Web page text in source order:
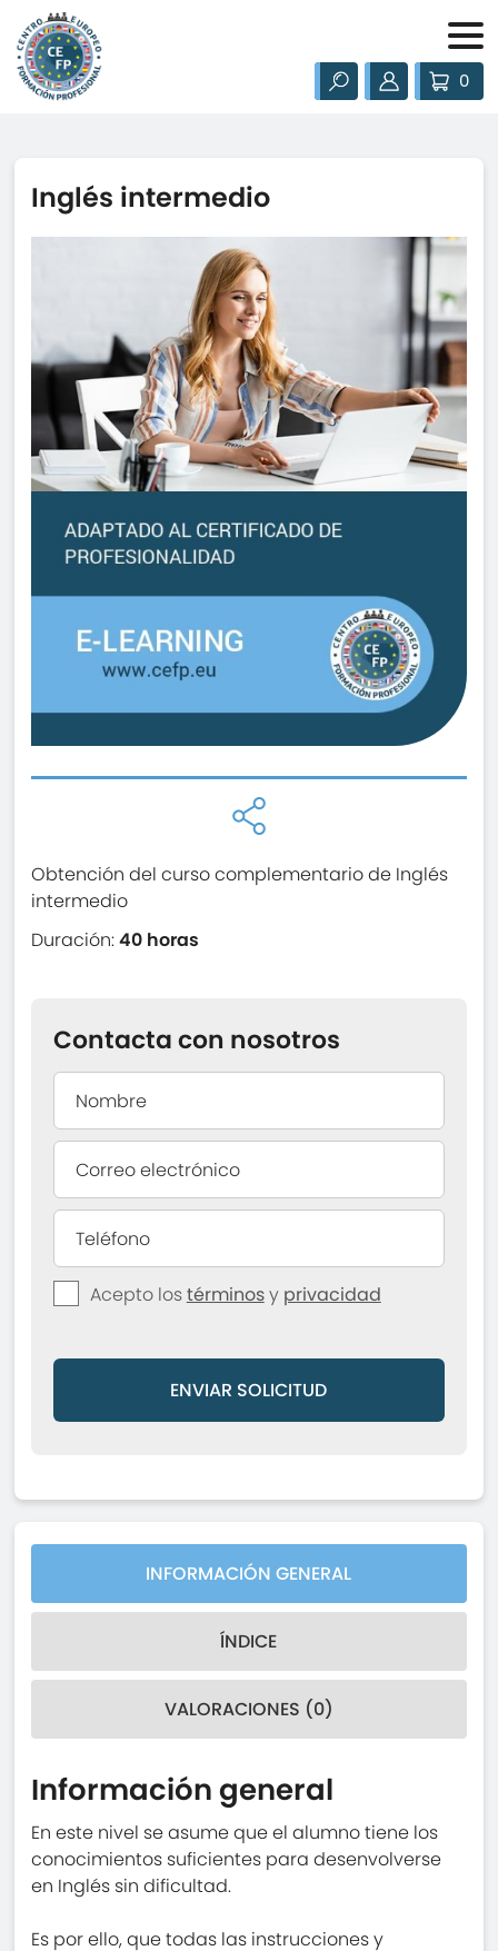
0
Inglés intermedio
Obtención del curso complementario de Inglés
intermedio
Duración:40 horas
Contacta con nosotros
Acepto lostérminosy privacidad
ENVIAR SOLICITUD
INFORMACIÓN GENERAL
ÍNDICE
VALORACIONES (0)
Información general
En este nivel se asume que el alumno tiene los
conocimientos suficientes para desenvolverse
en Inglés sin dificultad.
Es por ello, que todas las instrucciones y